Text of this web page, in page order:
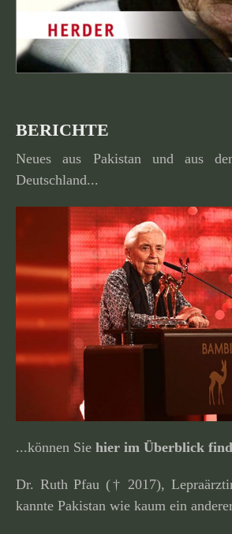
BERICHTE
Neues aus Pakistan und aus
Deutschland...
...können Sie hier im Überblick
Dr. Ruth Pfau († 2017),
kannte Pakistan wie kaum ein